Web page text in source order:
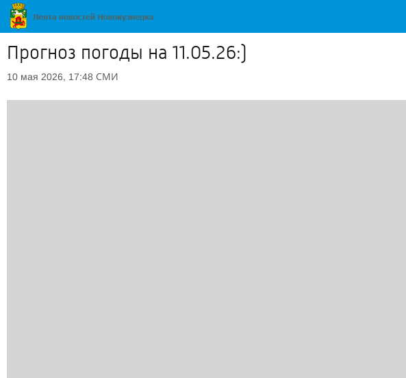
Прогноз погоды на 11.05.26:)
10 мая 2026, 17:48 СМИ